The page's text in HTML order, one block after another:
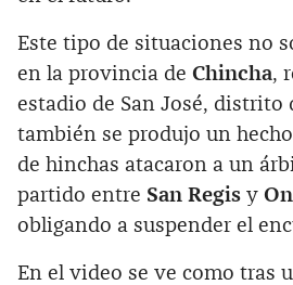
Este tipo de situaciones no
en la provincia de Chincha,
estadio de San José, distrito
también se produjo un
de hinchas atacaron a un
partido entre San Regis y
obligando a suspender el
En el video se ve como tras